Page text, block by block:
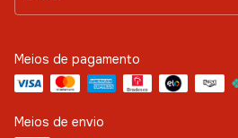
Meios de pagamento
Meios de envio